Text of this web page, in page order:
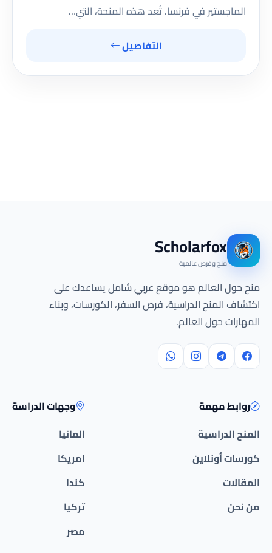
الماجستير في فرنسا. تُعد هذه المنحة، التي…
التفاصيل
Scholarfox
منح وفرص عالمية
منح حول العالم هو موقع عربي شامل يساعدك على
اكتشاف المنح الدراسية، فرص السفر، الكورسات، وبناء
المهارات حول العالم.
روابط مهمة
المنح الدراسية
كورسات أونلاين
المقالات
من نحن
وجهات الدراسة
المانيا
امريكا
كندا
تركيا
مصر